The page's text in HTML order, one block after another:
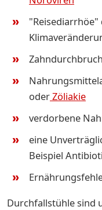
Zahndurchbruch
oderZöliakie
verdorbene
eine
Beispiel
Durchfallstühle sind